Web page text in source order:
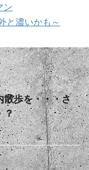
ン
と濃いかも～
散歩を・・・さ
？